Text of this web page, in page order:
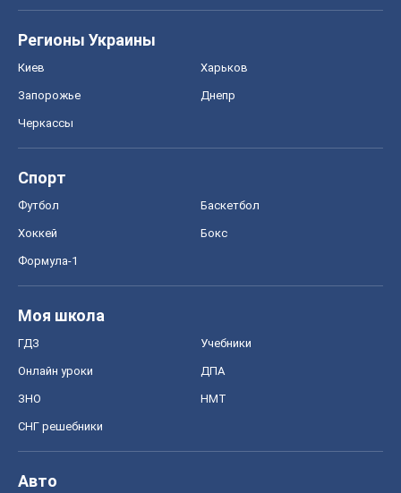
Регионы Украины
Киев Харьков
Запорожье Днепр
Черкассы
Спорт
Футбол Баскетбол
Хоккей Бокс
Формула-1
Моя школа
ГДЗ Учебники
Онлайн уроки ДПА
ЗНО НМТ
СНГ решебники
Авто